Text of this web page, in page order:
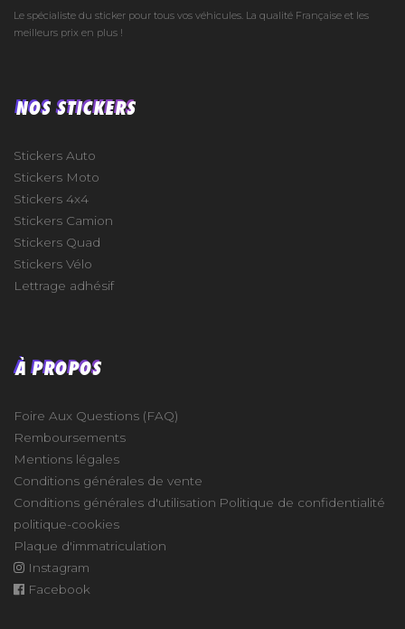
Le spécialiste du sticker pour tous vos véhicules. La qualité Française et les
meilleurs prix en plus !
NOS STICKERS
Stickers Auto
Stickers Moto
Stickers 4x4
Stickers Camion
Stickers Quad
Stickers Vélo
Lettrage adhésif
À PROPOS
Foire Aux Questions (FAQ)
Remboursements
Mentions légales
Conditions générales de vente
Conditions générales d'utilisation Politique de confidentialité
politique-cookies
Plaque d'immatriculation
Instagram
Facebook